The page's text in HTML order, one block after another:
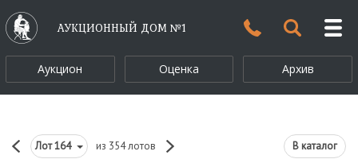
АУКЦИОННЫЙ ДОМ №1
Аукцион Оценка Архив
Лот164 из 354 лотов В каталог